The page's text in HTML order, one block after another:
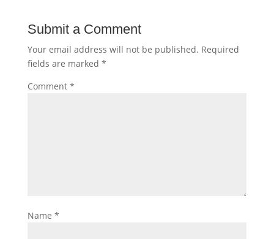
Submit a Comment
Your email address will not be published. Required
fields are marked *
Comment *
Name *